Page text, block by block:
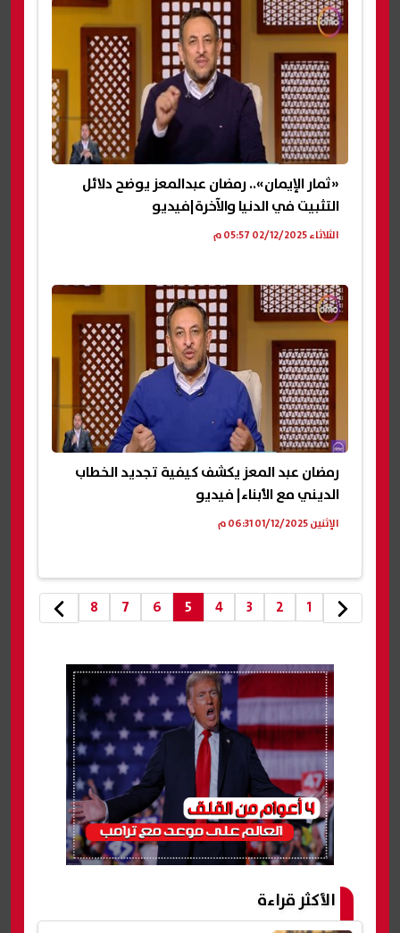
«ثمار الإيمان».. رمضان عبدالمعز يوضح دلائل
التثبيت في الدنيا والآخرة|فيديو
الثلاثاء 02/12/2025 05:57 م
رمضان عبد المعز يكشف كيفية تجديد الخطاب
الديني مع الأبناء| فيديو
الإثنين 01/12/2025 06:31 م
1
2
3
4
5
6
7
8
الأكثر قراءة